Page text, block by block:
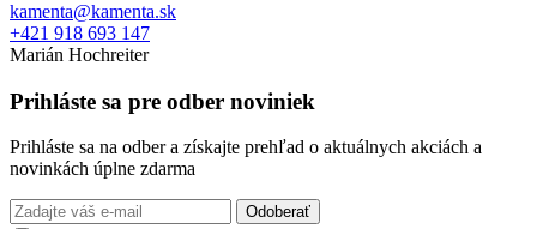
kamenta@kamenta.sk
+421 918 693 147
Marián Hochreiter
Prihláste sa pre odber noviniek
Prihláste sa na odber a získajte prehľad o aktuálnych akciách a
novinkách úplne zdarma
Odoberať